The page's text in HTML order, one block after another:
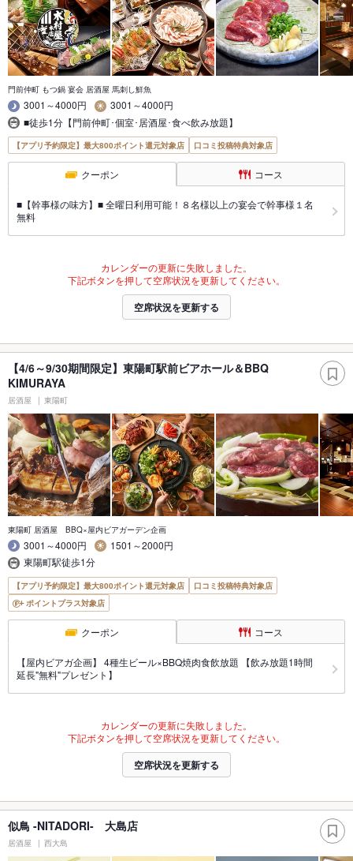
門前仲町 もつ鍋 宴会 居酒屋 馬刺し鮮魚
3001～4000円
3001～4000円
■徒歩1分【門前仲町･個室･居酒屋･食べ飲み放題】
【アプリ予約限定】最大800ポイント還元対象店 口コミ投稿特典対象店
クーポン コース
■【幹事様の味方】■ 全曜日利用可能！８名様以上の宴会で幹事様１名
無料
カレンダーの更新に失敗しました。
下記ボタンを押して空席状況を更新してください。
空席状況を更新する
【4/6～9/30期間限定】東陽町駅前ビアホール＆BBQ
KIMURAYA
居酒屋 東陽町
東陽町 居酒屋 BBQ×屋内ビアガーデン企画
3001～4000円
1501～2000円
東陽町駅徒歩1分
【アプリ予約限定】最大800ポイント還元対象店
口コミ投稿特典対象店
ポイントプラス対象店
クーポン コース
【屋内ビアガ企画】 4種生ビール×BBQ焼肉食飲放題 【飲み放題1時間
延長"無料"プレゼント】
カレンダーの更新に失敗しました。
下記ボタンを押して空席状況を更新してください。
空席状況を更新する
似鳥 -NITADORI- 大島店
居酒屋 西大島